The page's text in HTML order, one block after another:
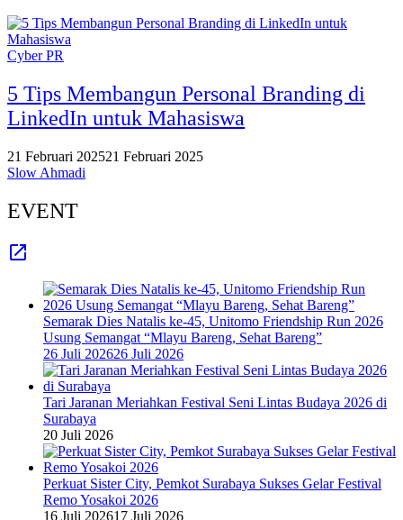
Cyber PR
5 Tips Membangun Personal Branding di
LinkedIn untuk Mahasiswa
21 Februari 202521 Februari 2025
Slow Ahmadi
EVENT
Semarak Dies Natalis ke-45, Unitomo Friendship Run 2026
Usung Semangat “Mlayu Bareng, Sehat Bareng”
26 Juli 202626 Juli 2026
Tari Jaranan Meriahkan Festival Seni Lintas Budaya 2026 di
Surabaya
20 Juli 2026
Perkuat Sister City, Pemkot Surabaya Sukses Gelar Festival
Remo Yosakoi 2026
16 Juli 202617 Juli 2026